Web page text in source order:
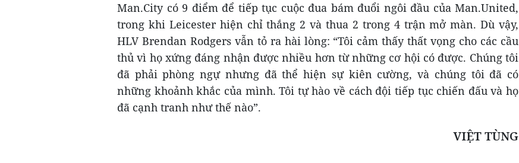
Man.City có 9 điểm để tiếp tục cuộc đua bám đuổi ngôi đầu của Man.United,
trong khi Leicester hiện chỉ thắng 2 và thua 2 trong 4 trận mở màn. Dù vậy,
HLV Brendan Rodgers vẫn tỏ ra hài lòng: “Tôi cảm thấy thất vọng cho các cầu
thủ vì họ xứng đáng nhận được nhiều hơn từ những cơ hội có được. Chúng tôi
đã phải phòng ngự nhưng đã thể hiện sự kiên cường, và chúng tôi đã có
những khoảnh khắc của mình. Tôi tự hào về cách đội tiếp tục chiến đấu và họ
đã cạnh tranh như thế nào”.
VIỆT TÙNG